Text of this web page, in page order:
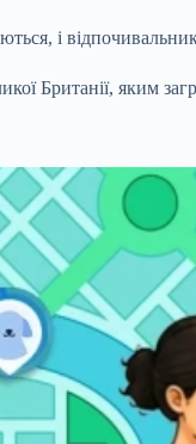
і
Британії, яким